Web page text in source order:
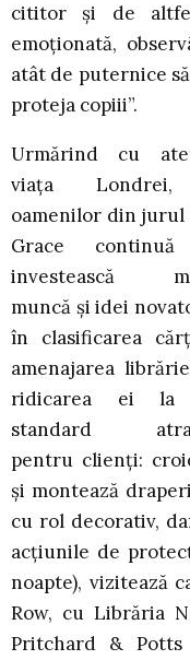
cititor și de
emoționată,
atât de puternice
proteja copiii”.
Urmărind cu
viața
oamenilor din jurul
Grace
investească
muncă și idei
în clasificarea
amenajarea
ridicarea ei la
standard
pentru clienți:
și montează
cu rol decorativ,
acțiunile de
noapte), vizitează
Row, cu Librăria
Pritchard &